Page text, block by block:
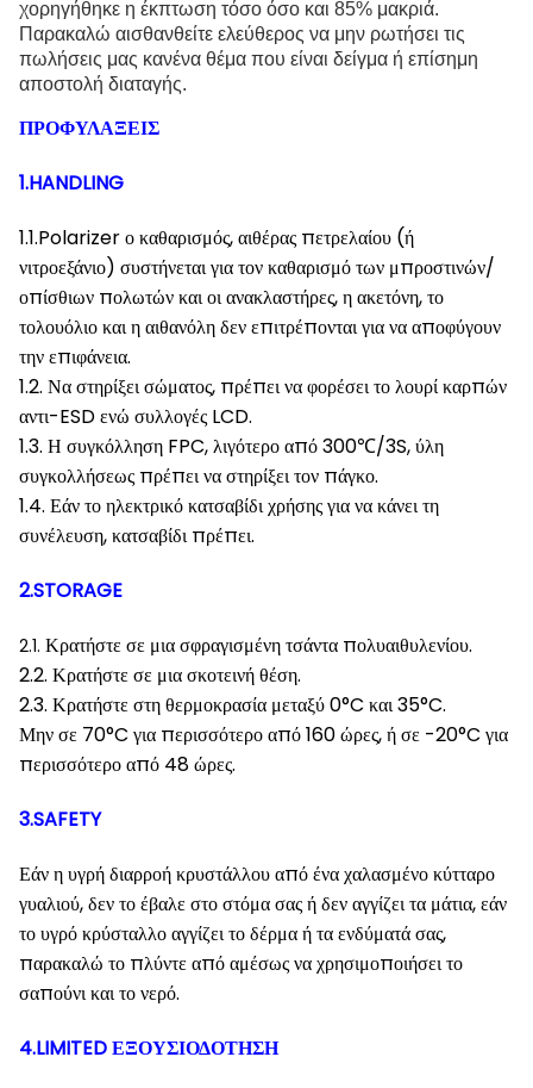
χορηγήθηκε η έκπτωση τόσο όσο και 85% μακριά.
Παρακαλώ αισθανθείτε ελεύθερος να μην ρωτήσει τις
πωλήσεις μας κανένα θέμα που είναι δείγμα ή επίσημη
αποστολή διαταγής.
ΠΡΟΦΥΛΑΞΕΙΣ
1.HANDLING
1.1.Polarizer ο καθαρισμός, αιθέρας πετρελαίου (ή
νιτροεξάνιο) συστήνεται για τον καθαρισμό των μπροστινών/
οπίσθιων πολωτών και οι ανακλαστήρες, η ακετόνη, το
τολουόλιο και η αιθανόλη δεν επιτρέπονται για να αποφύγουν
την επιφάνεια.
1.2. Να στηρίξει σώματος, πρέπει να φορέσει το λουρί καρπών
αντι-ESD ενώ συλλογές LCD.
1.3. Η συγκόλληση FPC, λιγότερο από 300℃/3S, ύλη
συγκολλήσεως πρέπει να στηρίξει τον πάγκο.
1.4. Εάν το ηλεκτρικό κατσαβίδι χρήσης για να κάνει τη
συνέλευση, κατσαβίδι πρέπει.
2.STORAGE
2.1. Κρατήστε σε μια σφραγισμένη τσάντα πολυαιθυλενίου.
2.2. Κρατήστε σε μια σκοτεινή θέση.
2.3. Κρατήστε στη θερμοκρασία μεταξύ 0°C και 35°C.
Μην σε 70°C για περισσότερο από 160 ώρες, ή σε -20°C για
περισσότερο από 48 ώρες.
3.SAFETY
Εάν η υγρή διαρροή κρυστάλλου από ένα χαλασμένο κύτταρο
γυαλιού, δεν το έβαλε στο στόμα σας ή δεν αγγίζει τα μάτια, εάν
το υγρό κρύσταλλο αγγίζει το δέρμα ή τα ενδύματά σας,
παρακαλώ το πλύντε από αμέσως να χρησιμοποιήσει το
σαπούνι και το νερό.
4.LIMITED ΕΞΟΥΣΙΟΔΟΤΗΣΗ